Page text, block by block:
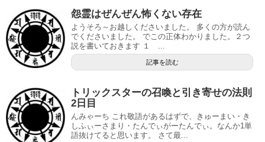
怨霊はぜんぜん怖くない存在
ようそろ～お越しくださいました。 多くの方が読ん
でくださいました。 でこの正体わかりました。２つ
説を書いておきます １ ...
記事を読む
トリックスターの召喚と引き寄せの法則
2日目
んみゃーち これ敬語があるはずで、きゅーまい・き
しふぃーさまり・たんでぃがーたんでぃ。なんか1単
語抜けてると思います。 さて最...